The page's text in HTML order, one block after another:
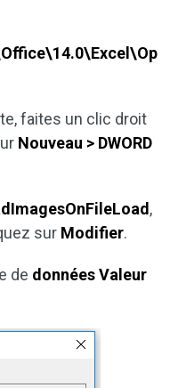
faites un clic droit
Nouveau > DWORD
,
sur Modifier.
de données Valeur